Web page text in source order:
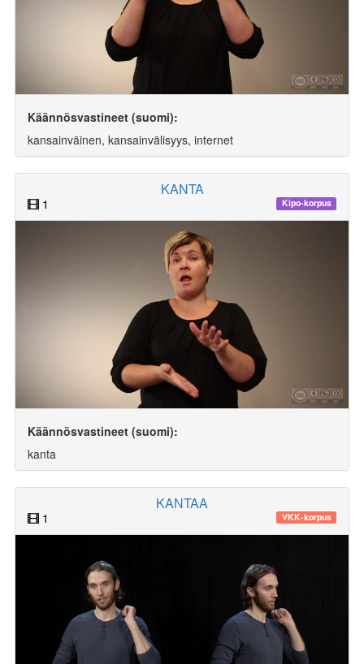
Käännösvastineet (suomi):
kansainväinen, kansainvälisyys, internet
KANTA
1 Kipo-korpus
Käännösvastineet (suomi):
kanta
KANTAA
1 VKK-korpus